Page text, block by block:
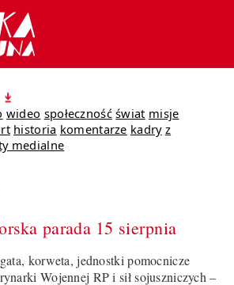
wideo społeczność świat misje
historia komentarze kadry z
medialne
parada 15 sierpnia
korweta, jednostki pomocnicze
Wojennej RP i sił sojuszniczych –